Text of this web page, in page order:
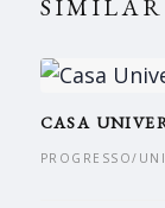
SIMILAR
CASA
PROGRESSO/